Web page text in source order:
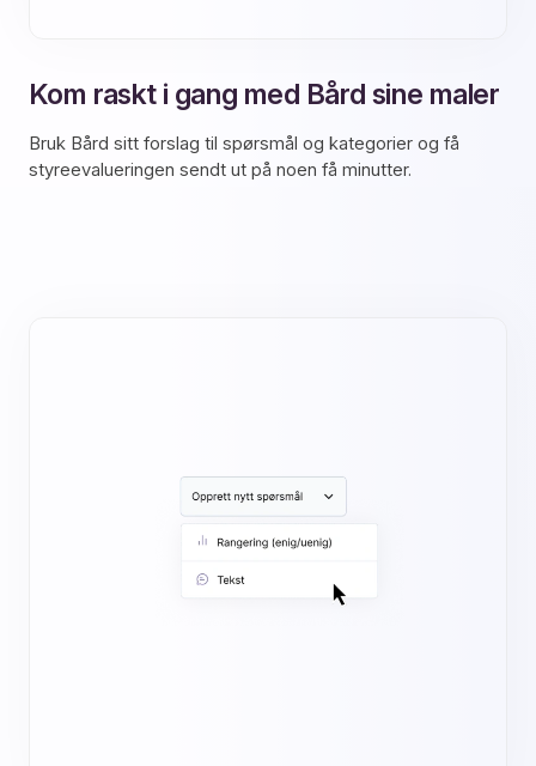
Kom raskt i gang med Bård sine maler
Bruk Bård sitt forslag til spørsmål og kategorier og få
styreevalueringen sendt ut på noen få minutter.